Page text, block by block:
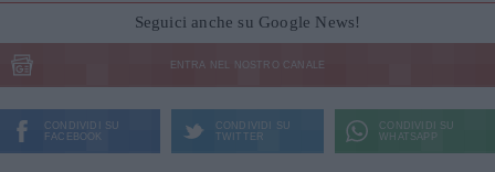
Seguici anche su Google News!
ENTRA NEL NOSTRO CANALE
CONDIVIDI SU
FACEBOOK
CONDIVIDI SU
TWITTER
CONDIVIDI SU
WHATSAPP